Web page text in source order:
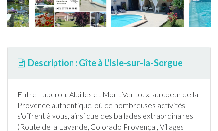
Description : Gîte à L'Isle-sur-la-Sorgue
Entre Luberon, Alpilles et Mont Ventoux, au coeur de la
Provence authentique, où de nombreuses activités
s'offrent à vous, ainsi que des ballades extraordinaires
(Route de la Lavande, Colorado Provençal, Villages